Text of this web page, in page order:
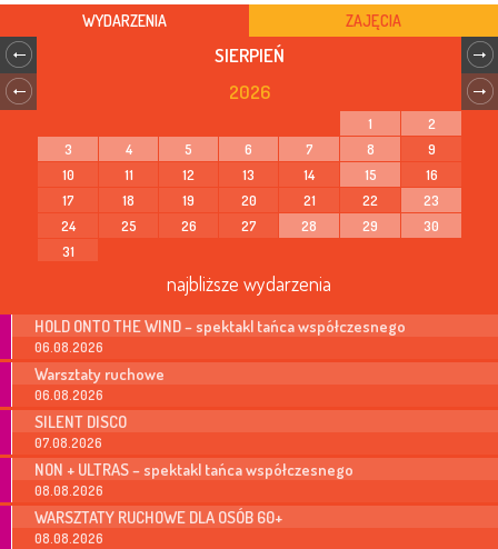
WYDARZENIA ZAJĘCIA
SIERPIEŃ
2026
1
2
3
4 5 6 7 8
9
10
11 12 13 14 15
16
17
18 19 20 21 22
23
24
25 26 27 28 29
30
31
najbliższe wydarzenia
HOLD ONTO THE WIND – spektakl tańca współczesnego
06.08.2026
Warsztaty ruchowe
06.08.2026
SILENT DISCO
07.08.2026
NON + ULTRAS – spektakl tańca współczesnego
08.08.2026
WARSZTATY RUCHOWE DLA OSÓB 60+
08.08.2026